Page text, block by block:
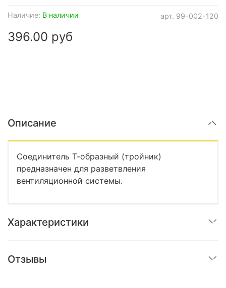
арт. 99-002-120
Наличие: В наличии
396.00 руб
Описание
Соединитель Т-образный (тройник)
предназначен для разветвления
вентиляционной системы.
Характеристики
Отзывы